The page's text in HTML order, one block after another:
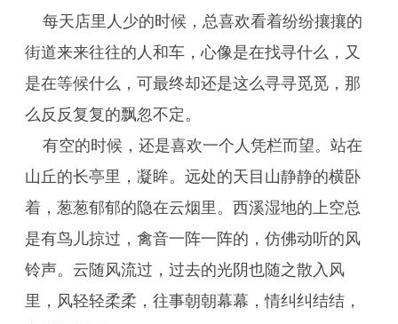
每天店里人少的时候，总喜欢看着纷纷攘攘的
街道来来往往的人和车，心像是在找寻什么，又
是在等候什么，可最终却还是这么寻寻觅觅，那
么反反复复的飘忽不定。
有空的时候，还是喜欢一个人凭栏而望。站在
山丘的长亭里，凝眸。远处的天目山静静的横卧
着，葱葱郁郁的隐在云烟里。西溪湿地的上空总
是有鸟儿掠过，禽音一阵一阵的，仿佛动听的风
铃声。云随风流过，过去的光阴也随之散入风
里，风轻轻柔柔，往事朝朝幕幕，情纠纠结结，